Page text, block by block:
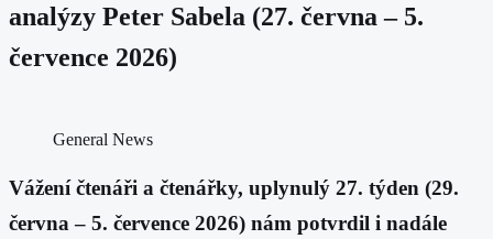
analýzy Peter Sabela (27. června – 5.
července 2026)
General News
Vážení čtenáři a čtenářky, uplynulý 27. týden (29.
června – 5. července 2026) nám potvrdil i nadále